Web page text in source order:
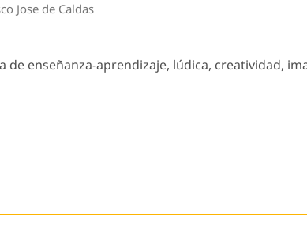
Jose de Caldas
de enseñanza-aprendizaje, lúdica, creatividad,